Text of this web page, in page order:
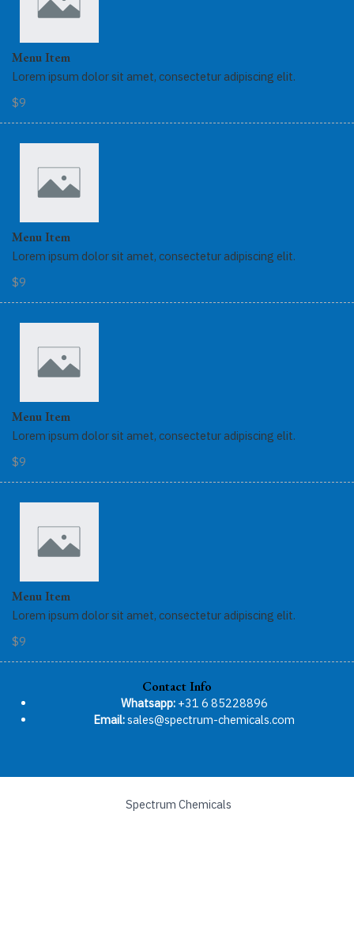
Menu Item
Lorem ipsum dolor sit amet, consectetur adipiscing elit.
$9
Menu Item
Lorem ipsum dolor sit amet, consectetur adipiscing elit.
$9
Menu Item
Lorem ipsum dolor sit amet, consectetur adipiscing elit.
$9
Menu Item
Lorem ipsum dolor sit amet, consectetur adipiscing elit.
$9
Contact Info
Whatsapp:+31 6 85228896
Email:sales@spectrum-chemicals.com
Spectrum Chemicals